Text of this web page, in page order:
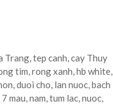
Trang, tep canh, cay Thuy
tim, rong xanh, hb white,
duoi cho, lan nuoc, bach
mau, nam, tum lac, nuoc,